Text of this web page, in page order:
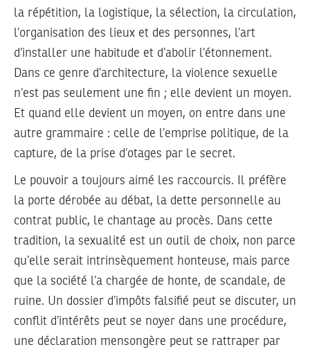
la répétition, la logistique, la sélection, la circulation,
l’organisation des lieux et des personnes, l’art
d’installer une habitude et d’abolir l’étonnement.
Dans ce genre d’architecture, la violence sexuelle
n’est pas seulement une fin ; elle devient un moyen.
Et quand elle devient un moyen, on entre dans une
autre grammaire : celle de l’emprise politique, de la
capture, de la prise d’otages par le secret.
Le pouvoir a toujours aimé les raccourcis. Il préfère
la porte dérobée au débat, la dette personnelle au
contrat public, le chantage au procès. Dans cette
tradition, la sexualité est un outil de choix, non parce
qu’elle serait intrinsèquement honteuse, mais parce
que la société l’a chargée de honte, de scandale, de
ruine. Un dossier d’impôts falsifié peut se discuter, un
conflit d’intérêts peut se noyer dans une procédure,
une déclaration mensongère peut se rattraper par